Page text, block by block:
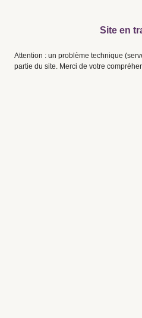
Site en
Attention : un problème technique
partie du site. Merci de votre